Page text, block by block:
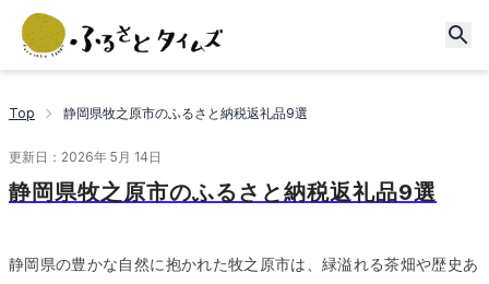
Top 静岡県牧之原市のふるさと納税返礼品9選
更新日： 2026年 5月 14日
静岡県牧之原市のふるさと納税返礼品9選
静岡県の豊かな自然に抱かれた牧之原市は、緑溢れる茶畑や歴史あ